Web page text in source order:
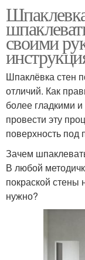
своими
Шпаклёвка стен
отличий. Как
более гладкими
провести эту
поверхность под
Зачем
В любой
покраской стены
нужно?